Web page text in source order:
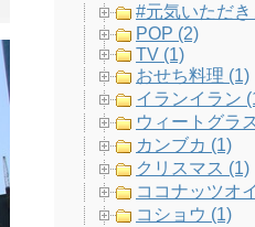
b
o
o
k
t
e
r
g
r
a
#元気いただき
POP (2)
TV (1)
おせち料理 (1)
イランイラン
ウィートグラ
カンブカ (1)
クリスマス (1)
ココナッツオ
コショウ (1)